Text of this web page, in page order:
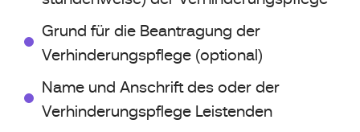
Grund für die Beantragung der
Verhinderungspflege (optional)
Name und Anschrift des oder der
Verhinderungspflege Leistenden